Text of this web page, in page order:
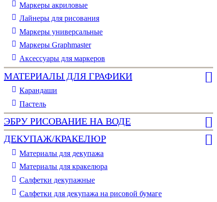
Маркеры акриловые
Лайнеры для рисования
Маркеры универсальные
Маркеры Graphmaster
Аксессуары для маркеров
МАТЕРИАЛЫ ДЛЯ ГРАФИКИ
Карандаши
Пастель
ЭБРУ РИСОВАНИЕ НА ВОДЕ
ДЕКУПАЖ/КРАКЕЛЮР
Материалы для декупажа
Материалы для кракелюра
Cалфетки декупажные
Салфетки для декупажа на рисовой бумаге